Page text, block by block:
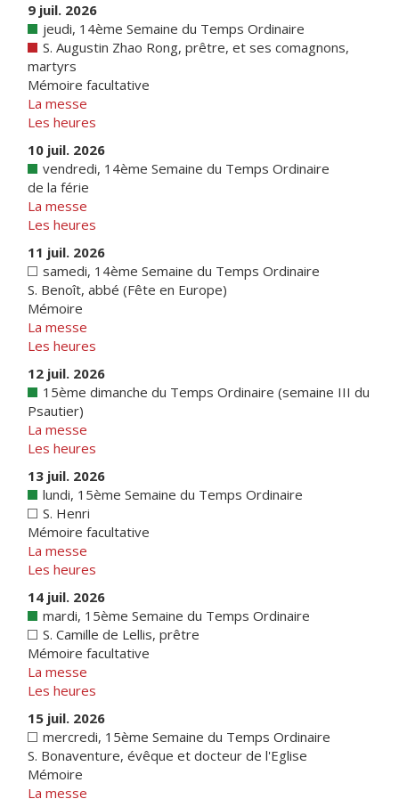
9 juil. 2026
jeudi, 14ème Semaine du Temps Ordinaire
S. Augustin Zhao Rong, prêtre, et ses comagnons,
martyrs
Mémoire facultative
La messe
Les heures
10 juil. 2026
vendredi, 14ème Semaine du Temps Ordinaire
de la férie
La messe
Les heures
11 juil. 2026
samedi, 14ème Semaine du Temps Ordinaire
S. Benoît, abbé (Fête en Europe)
Mémoire
La messe
Les heures
12 juil. 2026
15ème dimanche du Temps Ordinaire (semaine III du
Psautier)
La messe
Les heures
13 juil. 2026
lundi, 15ème Semaine du Temps Ordinaire
S. Henri
Mémoire facultative
La messe
Les heures
14 juil. 2026
mardi, 15ème Semaine du Temps Ordinaire
S. Camille de Lellis, prêtre
Mémoire facultative
La messe
Les heures
15 juil. 2026
mercredi, 15ème Semaine du Temps Ordinaire
S. Bonaventure, évêque et docteur de l'Eglise
Mémoire
La messe